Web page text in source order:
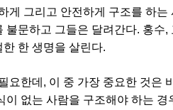
게 그리고 안전하게 구조를 하는
불문하고 그들은 달려간다. 홍수,
한 생명을 살린다.
요한데 , 이 중 가장 중요한 것은
이 없는 사람을 구조해야 하는 경